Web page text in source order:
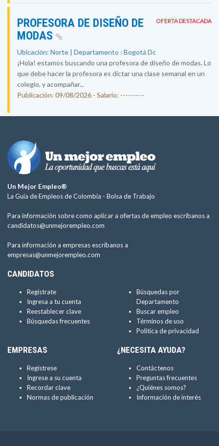
OFERTA DESTACADA
PROFESORA DE DISEÑO DE
MODAS
Ubicación: Norte | Departamento : Bogotá Dc
¡Hola! estamos buscando una profesora de diseño de modas. Lo
que debe hacer la profesora es dictar una clase semanal en un
colegio, y acompañar...
Publicación: 09/08/2026 - Salario: ----------
Un Mejor Empleo®
La Guía de Empleos de Colombia - Bolsa de Trabajo
Para información sobre como aplicar a ofertas de empleo escríbanos a
candidatos@unmejorempleo.com
Para información a empresas escríbanos a
empresas@unmejorempleo.com
CANDIDATOS
Regístrate
Ingresa a tu cuenta
Reestablecer clave
Búsquedas frecuentes
Búsquedas por
Departamento
Buscar empleo
Términos de uso
Política de privacidad
EMPRESAS
Regístrese
Ingrese a su cuenta
Recordar clave
Normas de publicación
¿NECESITA AYUDA?
Contáctenos
Preguntas frecuentes
¿Quiénes somos?
Información de interés